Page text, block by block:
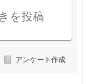
を投稿
アンケート作成